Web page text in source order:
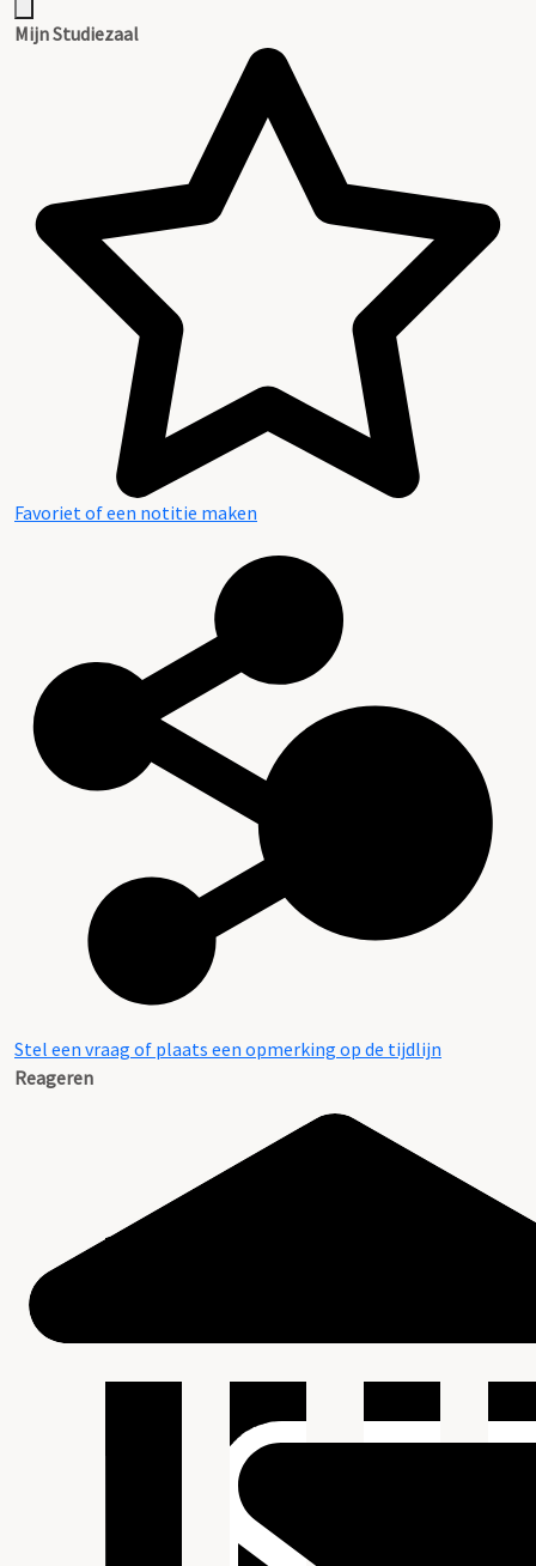
Mijn Studiezaal
Favoriet of een notitie maken
Stel een vraag of plaats een opmerking op de tijdlijn
Reageren